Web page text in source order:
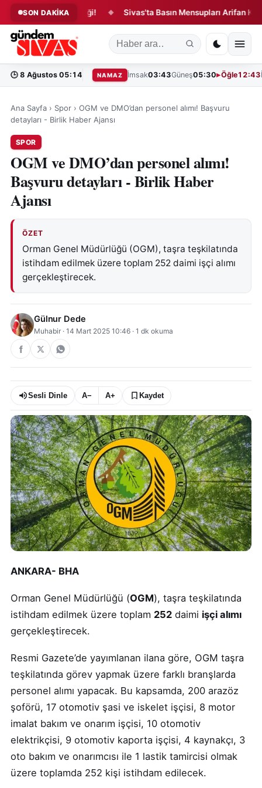
SON DAKİKA
Yangın Paniği! ◆ Sivas'ta Basın Mensupları Arifan
🕒 8 Ağustos 05:14 NAMAZ İmsak03:43Güneş05:30 Öğle12:43
Ana Sayfa › Spor › OGM ve DMO’dan personel alımı! Başvuru
detayları - Birlik Haber Ajansı
SPOR
OGM ve DMO’dan personel alımı!
Başvuru detayları - Birlik Haber
Ajansı
ÖZET
Orman Genel Müdürlüğü (OGM), taşra teşkilatında
istihdam edilmek üzere toplam 252 daimi işçi alımı
gerçekleştirecek.
Gülnur Dede
Muhabir · 14 Mart 2025 10:46 · 1 dk okuma
Sesli Dinle A− A+ Kaydet
ANKARA- BHA
Orman Genel Müdürlüğü (OGM), taşra teşkilatında
istihdam edilmek üzere toplam 252 daimi işçi alımı
gerçekleştirecek.
Resmi Gazete’de yayımlanan ilana göre, OGM taşra
teşkilatında görev yapmak üzere farklı branşlarda
personel alımı yapacak. Bu kapsamda, 200 arazöz
şoförü, 17 otomotiv şasi ve iskelet işçisi, 8 motor
imalat bakım ve onarım işçisi, 10 otomotiv
elektrikçisi, 9 otomotiv kaporta işçisi, 4 kaynakçı, 3
oto bakım ve onarımcısı ile 1 lastik tamircisi olmak
üzere toplamda 252 kişi istihdam edilecek.